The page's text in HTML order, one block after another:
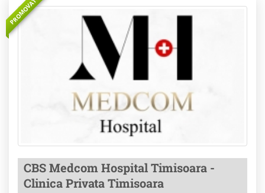
PROMOVAT
CBS Medcom Hospital Timisoara -
Clinica Privata Timisoara